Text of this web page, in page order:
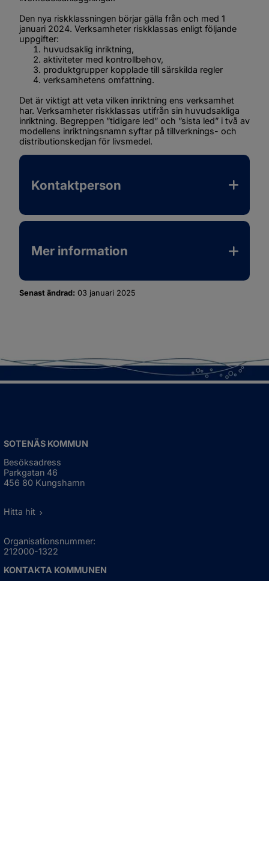
Den nya riskklassningen börjar gälla från och med 1
januari 2024. Verksamheter riskklassas enligt följande
uppgifter:
huvudsaklig inriktning,
aktiviteter med kontrollbehov,
produktgrupper kopplade till särskilda regler
verksamhetens omfattning.
Det är viktigt att veta vilken inriktning ens verksamhet
har. Verksamheter riskklassas utifrån sin huvudsakliga
inriktning. Begreppen ”tidigare led” och ”sista led” i två av
modellens inriktningsnamn syftar på tillverknings- och
distributionskedjan för livsmedel.
Filer tillgängliga för nedladdning
Ikon som illustrerar filtyp Datum
Kontaktperson
Mer information
Senast ändrad: 03 januari 2025
SOTENÄS KOMMUN
Besöksadress
Parkgatan 46
456 80 Kungshamn
Hitta hit
Organisationsnummer:
212000-1322
KONTAKTA KOMMUNEN